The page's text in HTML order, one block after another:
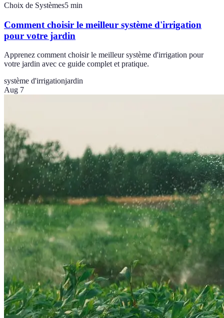
Choix de Systèmes5 min
Comment choisir le meilleur système d'irrigation
pour votre jardin
Apprenez comment choisir le meilleur système d'irrigation pour
votre jardin avec ce guide complet et pratique.
système d'irrigationjardin
Aug 7